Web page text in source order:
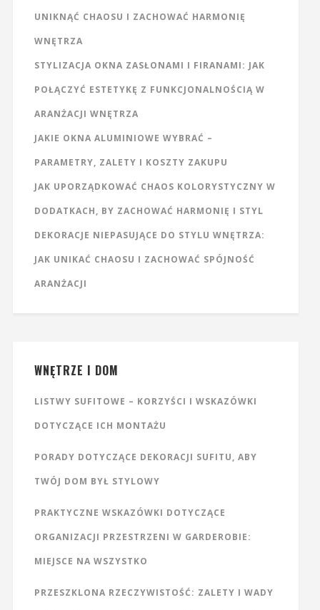
UNIKNĄĆ CHAOSU I ZACHOWAĆ HARMONIĘ
WNĘTRZA
STYLIZACJA OKNA ZASŁONAMI I FIRANAMI: JAK
POŁĄCZYĆ ESTETYKĘ Z FUNKCJONALNOŚCIĄ W
ARANŻACJI WNĘTRZA
JAKIE OKNA ALUMINIOWE WYBRAĆ –
PARAMETRY, ZALETY I KOSZTY ZAKUPU
JAK UPORZĄDKOWAĆ CHAOS KOLORYSTYCZNY W
DODATKACH, BY ZACHOWAĆ HARMONIĘ I STYL
DEKORACJE NIEPASUJĄCE DO STYLU WNĘTRZA:
JAK UNIKAĆ CHAOSU I ZACHOWAĆ SPÓJNOŚĆ
ARANŻACJI
WNĘTRZE I DOM
LISTWY SUFITOWE – KORZYŚCI I WSKAZÓWKI
DOTYCZĄCE ICH MONTAŻU
PORADY DOTYCZĄCE DEKORACJI SUFITU, ABY
TWÓJ DOM BYŁ STYLOWY
PRAKTYCZNE WSKAZÓWKI DOTYCZĄCE
ORGANIZACJI PRZESTRZENI W GARDEROBIE:
MIEJSCE NA WSZYSTKO
PRZESZKLONA RZECZYWISTOŚĆ: ZALETY I WADY